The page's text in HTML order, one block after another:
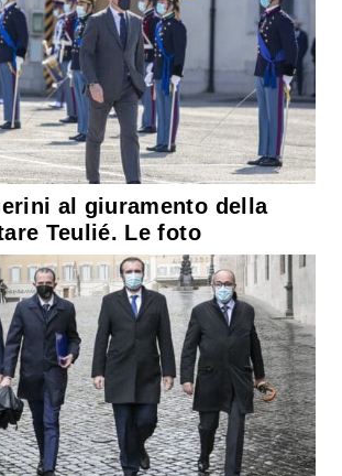
al giuramento della
Teulié. Le foto